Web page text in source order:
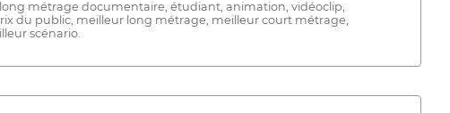
métrage documentaire, étudiant, animation, vidéoclip,
du public, meilleur long métrage, meilleur court métrage,
scénario.